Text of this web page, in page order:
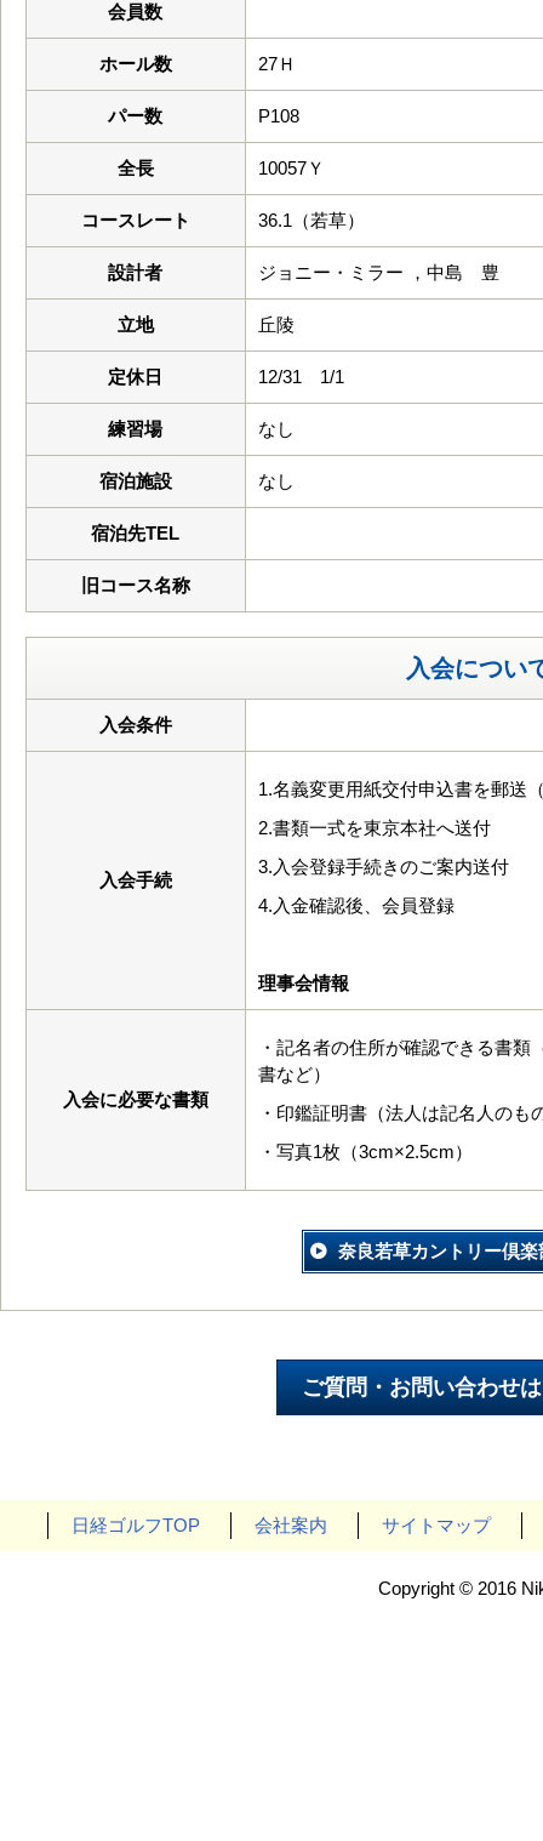
会員数
ホール数 27Ｈ
パー数 P108
全長 10057Ｙ
コースレート 36.1（若草）
設計者 ジョニー・ミラー ，中島 豊
立地 丘陵
定休日 12/31 1/1
練習場 なし
宿泊施設 なし
宿泊先TEL
旧コース名称
入会につい
入会条件
入会手続
1.名義変更用紙交付申込書を郵送
2.書類一式を東京本社へ送付
3.入会登録手続きのご案内送付
4.入金確認後、会員登録
理事会情報
入会に必要な書類
・記名者の住所が確認できる書
書など）
・印鑑証明書（法人は記名人のも
・写真1枚（3cm×2.5cm）
奈良若草カントリー倶
日経ゴルフTOP 会社案内 サイトマップ
Copyright © 2016